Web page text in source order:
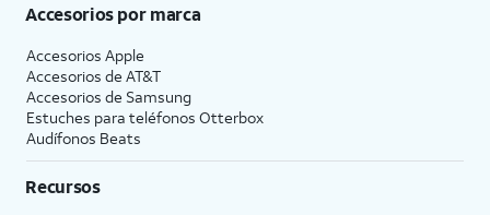
Accesorios por marca
Accesorios Apple
Accesorios de AT&T
Accesorios de Samsung
Estuches para teléfonos Otterbox
Audífonos Beats
Recursos